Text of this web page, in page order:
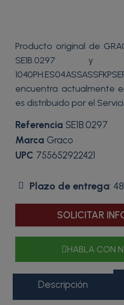
Producto original de
SE1B.0297 y
encuentra actualmente
es distribuido por el
Referencia SE1B.0297
Marca Graco
UPC 755652922421
Plazo de entrega:
SOLICITAR
HABLA CON
Descripción